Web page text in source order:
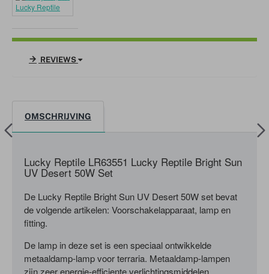
Lucky Reptile
REVIEWS
OMSCHRIJVING
Lucky Reptile LR63551 Lucky Reptile Bright Sun
UV Desert 50W Set
De Lucky Reptile Bright Sun UV Desert 50W set bevat
de volgende artikelen: Voorschakelapparaat, lamp en
fitting.
De lamp in deze set is een speciaal ontwikkelde
metaaldamp-lamp voor terraria. Metaaldamp-lampen
zijn zeer energie-efficiente verlichtingsmiddelen.